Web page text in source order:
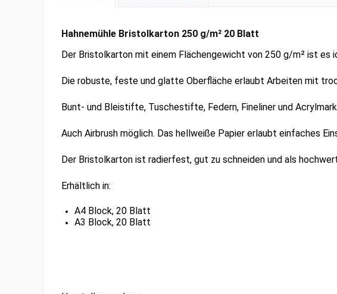
Hahnemühle Bristolkarton 250 g/m² 20 Blatt
Der Bristolkarton mit einem Flächengewicht von 250 g/m² ist es
Die robuste, feste und glatte Oberfläche erlaubt Arbeiten mit
Bunt- und Bleistifte, Tuschestifte, Federn, Fineliner und
Auch Airbrush möglich. Das hellweiße Papier erlaubt einfaches
Der Bristolkarton ist radierfest, gut zu schneiden und als
Erhältlich in:
A4 Block, 20 Blatt
A3 Block, 20 Blatt